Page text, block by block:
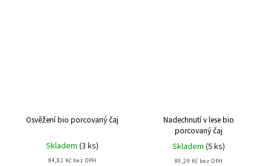
Osvěžení bio porcovaný čaj
Skladem (3 ks)
84,82 Kč bez DPH
Nadechnutí v lese bio
porcovaný čaj
Skladem (5 ks)
89,29 Kč bez DPH